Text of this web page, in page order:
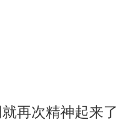
再次精神起来了